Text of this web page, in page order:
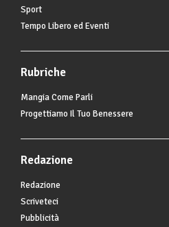
Sport
Tempo Libero ed Eventi
Rubriche
Mangia Come Parli
Progettiamo Il Tuo Benessere
Redazione
Redazione
Scriveteci
Pubblicità